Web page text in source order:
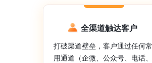
全渠道触达客户
打破渠道壁垒，客户通过任何常
用通道（企微、公众号、电话、